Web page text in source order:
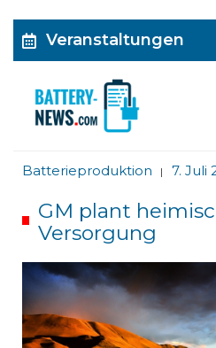
Veranstaltungen
Batterieproduktion | 7. Juli
GM plant
Versorgung